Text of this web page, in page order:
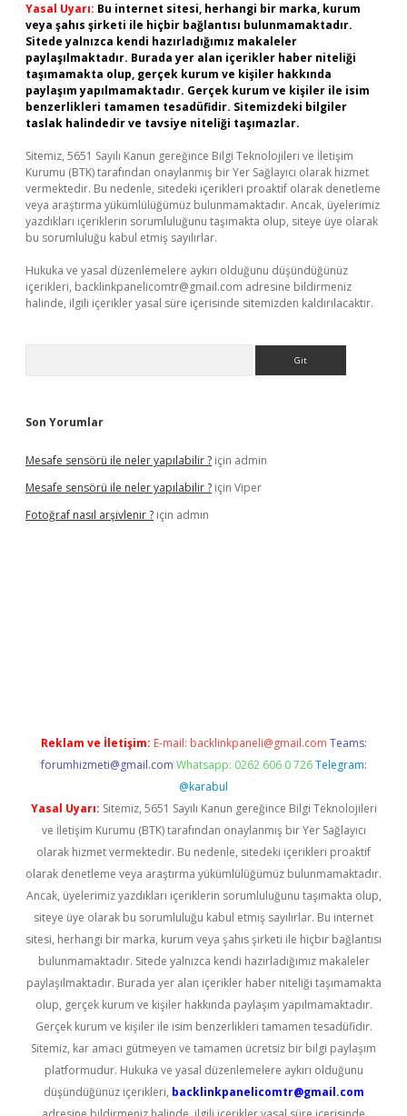
Yasal Uyarı: Bu internet sitesi, herhangi bir marka, kurum
veya şahıs şirketi ile hiçbir bağlantısı bulunmamaktadır.
Sitede yalnızca kendi hazırladığımız makaleler
paylaşılmaktadır. Burada yer alan içerikler haber niteliği
taşımamakta olup, gerçek kurum ve kişiler hakkında
paylaşım yapılmamaktadır. Gerçek kurum ve kişiler ile isim
benzerlikleri tamamen tesadüfidir. Sitemizdeki bilgiler
taslak halindedir ve tavsiye niteliği taşımazlar.
Sitemiz, 5651 Sayılı Kanun gereğince Bilgi Teknolojileri ve İletişim
Kurumu (BTK) tarafından onaylanmış bir Yer Sağlayıcı olarak hizmet
vermektedir. Bu nedenle, sitedeki içerikleri proaktif olarak denetleme
veya araştırma yükümlülüğümüz bulunmamaktadır. Ancak, üyelerimiz
yazdıkları içeriklerin sorumluluğunu taşımakta olup, siteye üye olarak
bu sorumluluğu kabul etmiş sayılırlar.
Hukuka ve yasal düzenlemelere aykırı olduğunu düşündüğünüz
içerikleri, backlinkpanelicomtr@gmail.com adresine bildirmeniz
halinde, ilgili içerikler yasal süre içerisinde sitemizden kaldırılacaktır.
Son Yorumlar
Mesafe sensörü ile neler yapılabilir ? için admin
Mesafe sensörü ile neler yapılabilir ? için Viper
Fotoğraf nasıl arşivlenir ? için admin
Reklam ve İletişim: E-mail: backlinkpaneli@gmail.com Teams:
forumhizmeti@gmail.com Whatsapp: 0262 606 0 726 Telegram:
@karabul
Yasal Uyarı: Sitemiz, 5651 Sayılı Kanun gereğince Bilgi Teknolojileri
ve İletişim Kurumu (BTK) tarafından onaylanmış bir Yer Sağlayıcı
olarak hizmet vermektedir. Bu nedenle, sitedeki içerikleri proaktif
olarak denetleme veya araştırma yükümlülüğümüz bulunmamaktadır.
Ancak, üyelerimiz yazdıkları içeriklerin sorumluluğunu taşımakta olup,
siteye üye olarak bu sorumluluğu kabul etmiş sayılırlar. Bu internet
sitesi, herhangi bir marka, kurum veya şahıs şirketi ile hiçbir bağlantısı
bulunmamaktadır. Sitede yalnızca kendi hazırladığımız makaleler
paylaşılmaktadır. Burada yer alan içerikler haber niteliği taşımamakta
olup, gerçek kurum ve kişiler hakkında paylaşım yapılmamaktadır.
Gerçek kurum ve kişiler ile isim benzerlikleri tamamen tesadüfidir.
Sitemiz, kar amacı gütmeyen ve tamamen ücretsiz bir bilgi paylaşım
platformudur. Hukuka ve yasal düzenlemelere aykırı olduğunu
düşündüğünüz içerikleri, backlinkpanelicomtr@gmail.com